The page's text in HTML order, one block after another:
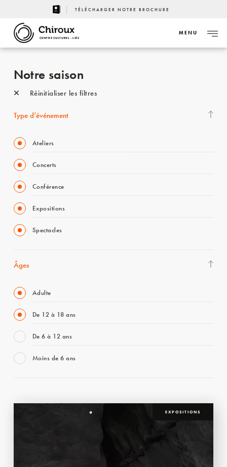
TÉLÉCHARGER NOTRE BROCHURE
CENTRE CULTUREL - LIÈGE
MENU
Notre saison
Réinitialiser les filtres
Type d’événement
Ateliers
Concerts
Conférence
Expositions
Spectacles
Âges
Adulte
De 12 à 18 ans
De 6 à 12 ans
Moins de 6 ans
EXPOSITIONS